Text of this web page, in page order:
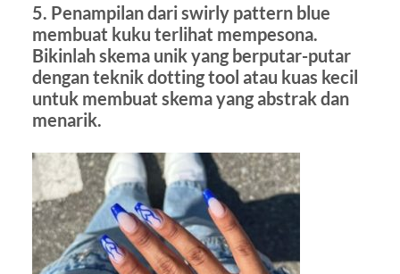
5. Penampilan dari swirly pattern blue
membuat kuku terlihat mempesona.
Bikinlah skema unik yang berputar-putar
dengan teknik dotting tool atau kuas kecil
untuk membuat skema yang abstrak dan
menarik.